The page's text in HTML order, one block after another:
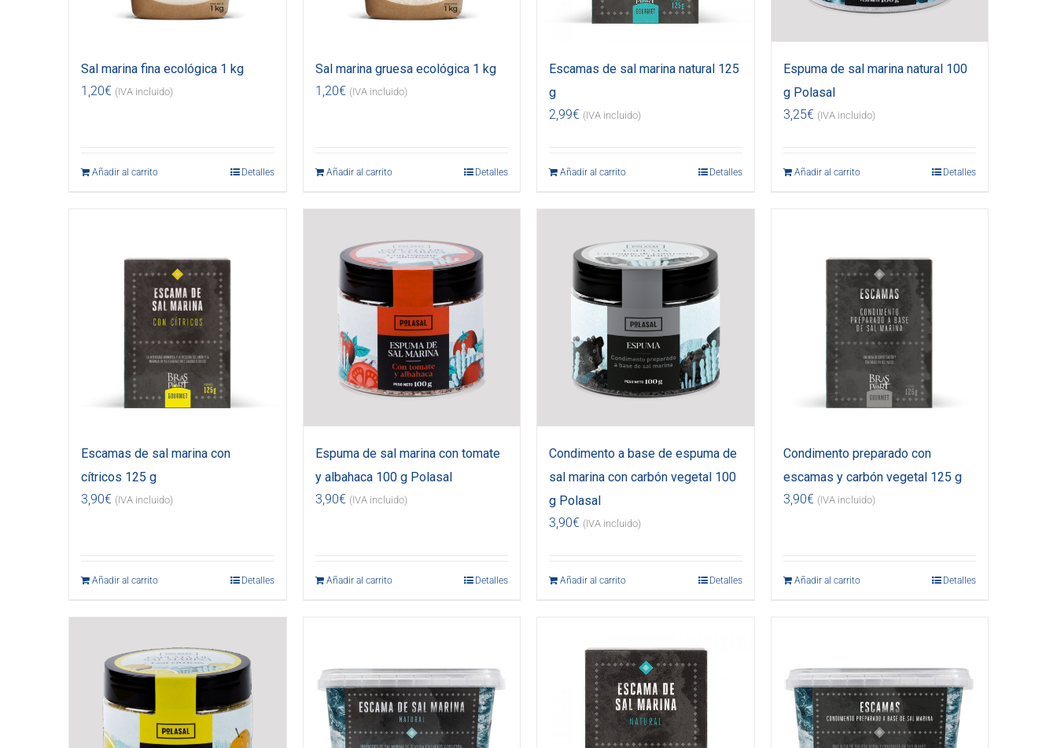
Sal marina fina ecológica 1 kg
1,20€ (IVA incluido)
Añadir al carrito Detalles
Sal marina gruesa ecológica 1 kg
1,20€ (IVA incluido)
Añadir al carrito Detalles
Escamas de sal marina natural 125
g
2,99€ (IVA incluido)
Añadir al carrito Detalles
Espuma de sal marina natural 100
g Polasal
3,25€ (IVA incluido)
Añadir al carrito Detalles
Escamas de sal marina con
cítricos 125 g
3,90€ (IVA incluido)
Añadir al carrito Detalles
Espuma de sal marina con tomate
y albahaca 100 g Polasal
3,90€ (IVA incluido)
Añadir al carrito Detalles
Condimento a base de espuma de
sal marina con carbón vegetal 100
g Polasal
3,90€ (IVA incluido)
Añadir al carrito Detalles
Condimento preparado con
escamas y carbón vegetal 125 g
3,90€ (IVA incluido)
Añadir al carrito Detalles